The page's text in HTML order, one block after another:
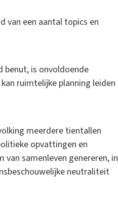
van een aantal topics en
benut, is onvoldoende
ruimtelijke planning leiden
meerdere tientallen
opvattingen en
van samenleven genereren, in
neutraliteit